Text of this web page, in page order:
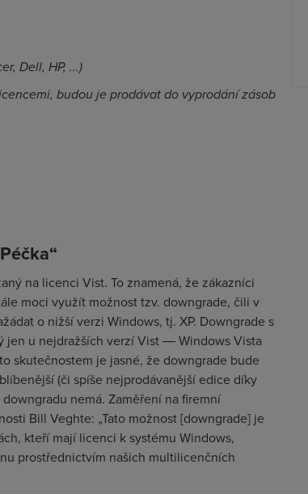
Dell, HP, ...)
budou je prodávat do vyprodání zásob
na licenci Vist. To znamená, že zákazníci
moci využít možnost tzv. downgrade, čili v
o nižší verzi Windows, tj. XP. Downgrade s
jen u nejdražších verzí Vist ― Windows Vista
skutečnostem je jasné, že downgrade bude
(či spíše nejprodávanější edice díky
nemá. Zaměření na firemní
Bill Veghte: „Tato možnost [downgrade] je
kteří mají licenci k systému Windows,
prostřednictvím našich multilicenčních